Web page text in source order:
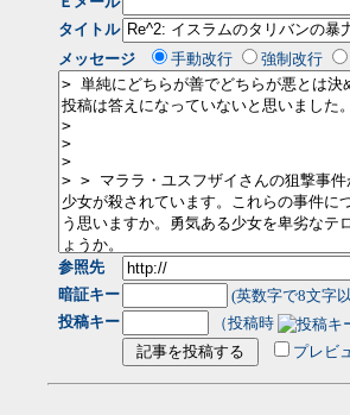
タイトル
メッセージ
手動改行 強制改行
参照先
暗証キー
(英数字で8文字
投稿キー
（投稿時
プレビ